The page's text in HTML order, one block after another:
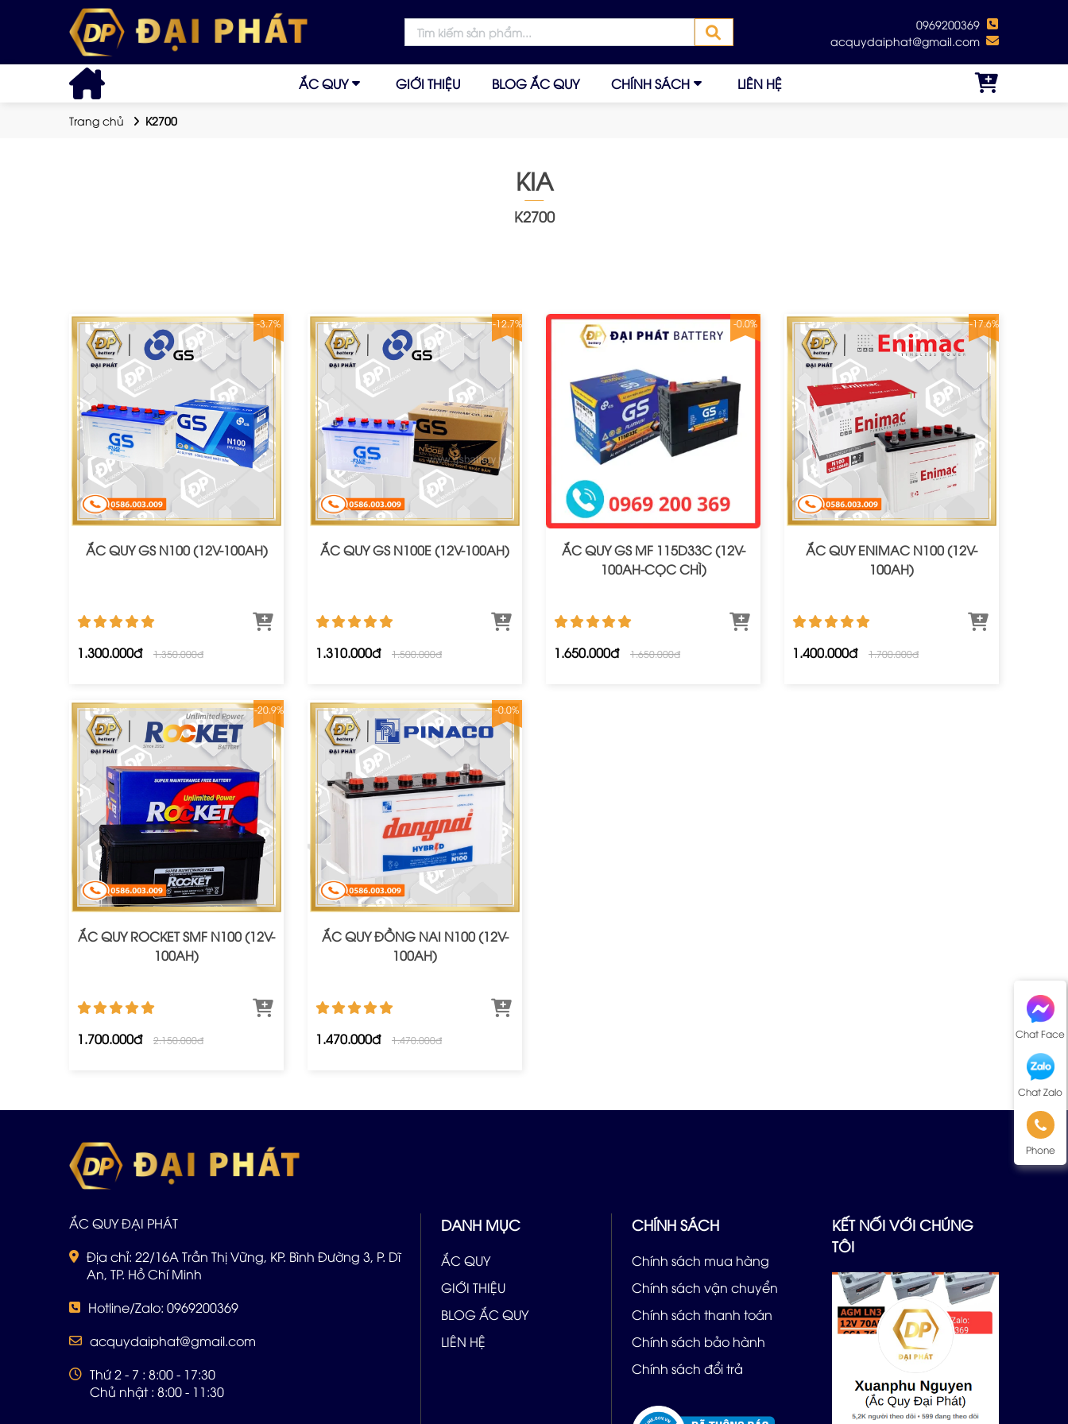
0969200369
acquydaiphat@gmail.com
ẮC QUY GIỚI THIỆU BLOG ẮC QUY CHÍNH SÁCH LIÊN HỆ
Chat Face
Chat Zalo
Phone
Trang chủ K2700
KIA
K2700
-3.7%
ẮC QUY GS N100 (12V-100AH)
1.300.000đ 1.350.000đ
-12.7%
ẮC QUY GS N100E (12V-100AH)
1.310.000đ 1.500.000đ
-0.0%
ẮC QUY GS MF 115D33C (12V-
100AH-CỌC CHÌ)
1.650.000đ 1.650.000đ
-17.6%
ẮC QUY ENIMAC N100 (12V-
100AH)
1.400.000đ 1.700.000đ
-20.9%
ẮC QUY ROCKET SMF N100 (12V-
100AH)
1.700.000đ 2.150.000đ
-0.0%
ẮC QUY ĐỒNG NAI N100 (12V-
100AH)
1.470.000đ 1.470.000đ
ẮC QUY ĐẠI PHÁT
Địa chỉ: 22/16A Trần Thị Vững, KP. Bình Đường 3, P. Dĩ
An, TP. Hồ Chí Minh
Hotline/Zalo: 0969200369
acquydaiphat@gmail.com
Thứ 2 - 7 : 8:00 - 17:30
Chủ nhật : 8:00 - 11:30
DANH MỤC
ẮC QUY
GIỚI THIỆU
BLOG ẮC QUY
LIÊN HỆ
CHÍNH SÁCH
Chính sách mua hàng
Chính sách vận chuyển
Chính sách thanh toán
Chính sách bảo hành
Chính sách đổi trả
KẾT NỐI VỚI CHÚNG
TÔI